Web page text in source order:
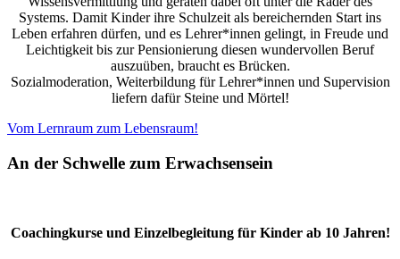
Systems. Damit Kinder ihre Schulzeit als bereichernden Start ins
Leben erfahren dürfen, und es Lehrer*innen gelingt, in Freude und
Leichtigkeit bis zur Pensionierung diesen wundervollen Beruf
auszuüben, braucht es Brücken.
Sozialmoderation, Weiterbildung für Lehrer*innen und Supervision
liefern dafür Steine und Mörtel!
Vom Lernraum zum Lebensraum!
An der Schwelle zum Erwachsensein
Coachingkurse und Einzelbegleitung für Kinder ab 10 Jahren!